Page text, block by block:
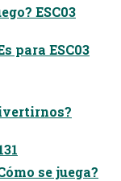
ESC03
para ESC03
se juega?